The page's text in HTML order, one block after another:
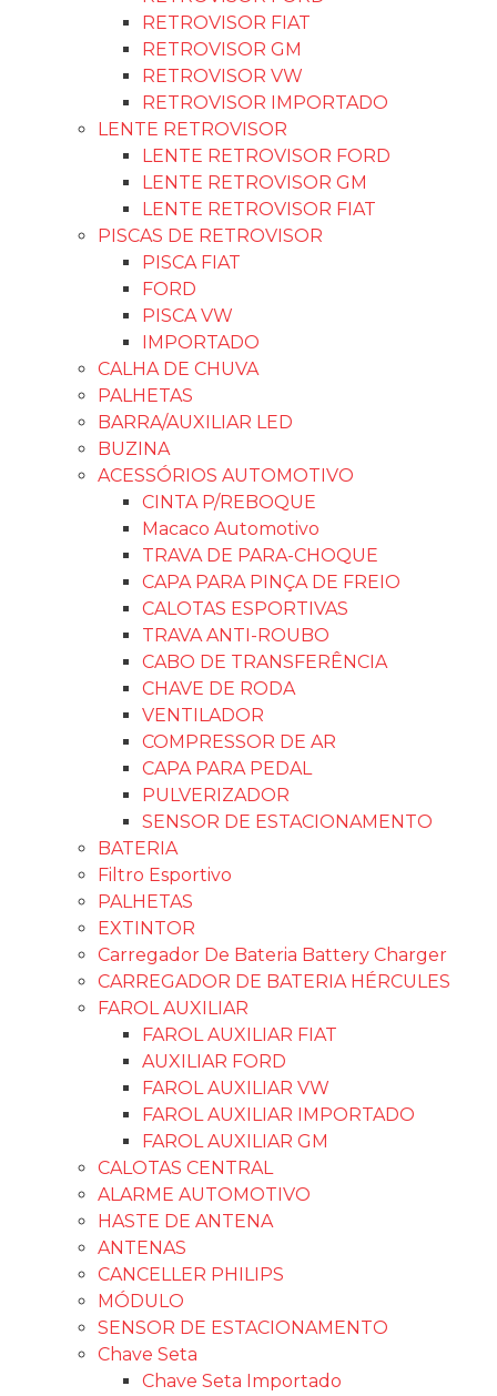
RETROVISOR FIAT
RETROVISOR GM
RETROVISOR VW
RETROVISOR IMPORTADO
LENTE RETROVISOR
LENTE RETROVISOR FORD
LENTE RETROVISOR GM
LENTE RETROVISOR FIAT
PISCAS DE RETROVISOR
PISCA FIAT
FORD
PISCA VW
IMPORTADO
CALHA DE CHUVA
PALHETAS
BARRA/AUXILIAR LED
BUZINA
ACESSÓRIOS AUTOMOTIVO
CINTA P/REBOQUE
Macaco Automotivo
TRAVA DE PARA-CHOQUE
CAPA PARA PINÇA DE FREIO
CALOTAS ESPORTIVAS
TRAVA ANTI-ROUBO
CABO DE TRANSFERÊNCIA
CHAVE DE RODA
VENTILADOR
COMPRESSOR DE AR
CAPA PARA PEDAL
PULVERIZADOR
SENSOR DE ESTACIONAMENTO
BATERIA
Filtro Esportivo
PALHETAS
EXTINTOR
Carregador De Bateria Battery Charger
CARREGADOR DE BATERIA HÉRCULES
FAROL AUXILIAR
FAROL AUXILIAR FIAT
AUXILIAR FORD
FAROL AUXILIAR VW
FAROL AUXILIAR IMPORTADO
FAROL AUXILIAR GM
CALOTAS CENTRAL
ALARME AUTOMOTIVO
HASTE DE ANTENA
ANTENAS
CANCELLER PHILIPS
MÓDULO
SENSOR DE ESTACIONAMENTO
Chave Seta
Chave Seta Importado